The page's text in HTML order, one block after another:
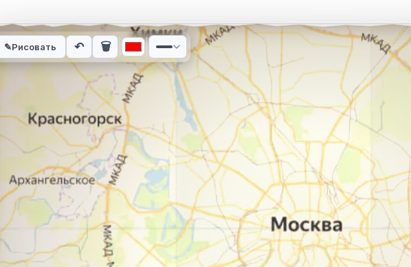
карта автомобильного маршрута из города Новосибирск в город Шира.
✎Рисовать ↶ 🗑